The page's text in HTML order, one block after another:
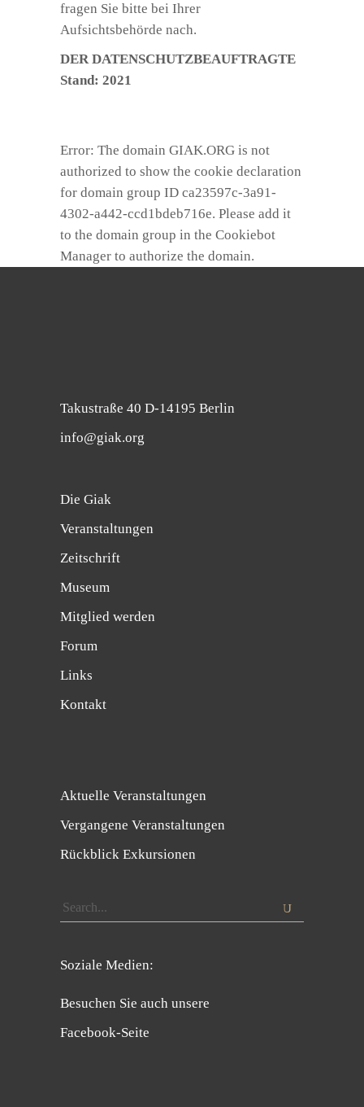
fragen Sie bitte bei Ihrer
Aufsichtsbehörde nach.
DER DATENSCHUTZBEAUFTRAGTE
Stand: 2021
Error: The domain GIAK.ORG is not
authorized to show the cookie declaration
for domain group ID ca23597c-3a91-
4302-a442-ccd1bdeb716e. Please add it
to the domain group in the Cookiebot
Manager to authorize the domain.
Takustraße 40 D-14195 Berlin
info@giak.org
Die Giak
Veranstaltungen
Zeitschrift
Museum
Mitglied werden
Forum
Links
Kontakt
Aktuelle Veranstaltungen
Vergangene Veranstaltungen
Rückblick Exkursionen
Search
for:
Soziale Medien:
Besuchen Sie auch unsere
Facebook-Seite